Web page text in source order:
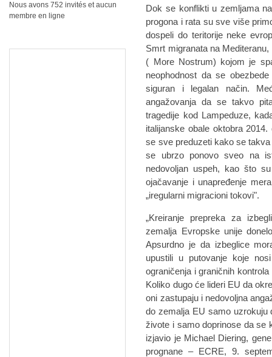
Dok se konflikti u zemljama
progona i rata su sve više
dospeli do teritorije neke
Smrt migranata na
( More Nostrum) kojom je
neophodnost da se
siguran i legalan način.
angažovanja da se takvo
tragedije kod Lampeduze,
italijanske obale oktobra
se sve preduzeti kako se
se ubrzo ponovo sveo na
nedovoljan uspeh, kao što
ojačavanje i unapređenje
„iregularni migracioni tokovi".
„Kreiranje prepreka za
zemalja Evropske unije
Apsurdno je da izbeglice
upustili u putovanje koje
ograničenja i graničnih
Koliko dugo će lideri EU da
oni zastupaju i nedovoljna
do zemalja EU samo uzrokuju
živote i samo doprinose da se
izjavio je Michael Diering,
prognane – ECRE, 9.
Nous avons 752 invités et aucun
membre en ligne